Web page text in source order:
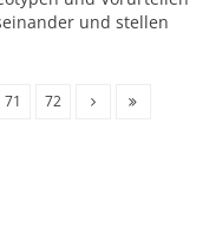
und stellen
71 72